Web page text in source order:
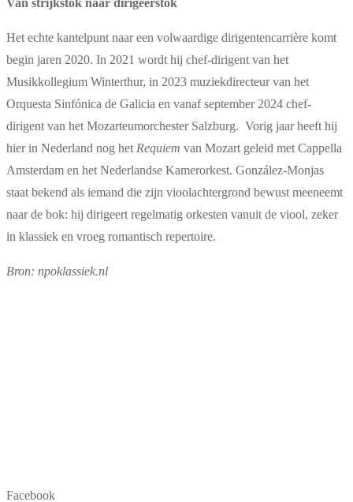
Van strijkstok naar dirigeerstok
Het echte kantelpunt naar een volwaardige dirigentencarrière komt
begin jaren 2020. In 2021 wordt hij chef-dirigent van het
Musikkollegium Winterthur, in 2023 muziekdirecteur van het
Orquesta Sinfónica de Galicia en vanaf september 2024 chef-
dirigent van het Mozarteumorchester Salzburg. Vorig jaar heeft hij
hier in Nederland nog het Requiem van Mozart geleid met Cappella
Amsterdam en het Nederlandse Kamerorkest. González-Monjas
staat bekend als iemand die zijn vioolachtergrond bewust meeneemt
naar de bok: hij dirigeert regelmatig orkesten vanuit de viool, zeker
in klassiek en vroeg romantisch repertoire.
Bron: npoklassiek.nl
Facebook